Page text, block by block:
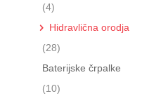
(4)
Hidravlična orodja
(28)
Baterijske črpalke
(10)